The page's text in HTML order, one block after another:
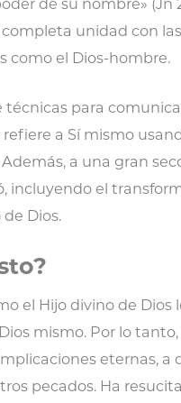
unidad con
como el Dios-hombre.
para
a Sí mismo
Además, a una gran
incluyendo el
Dios.
el Hijo divino de
mismo. Por lo
eternas,
pecados. Ha